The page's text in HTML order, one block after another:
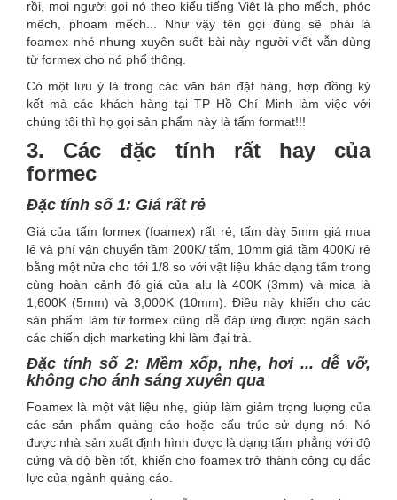
rồi, mọi người gọi nó theo kiểu tiếng Việt là pho mếch, phóc
mếch, phoam mếch... Như vậy tên gọi đúng sẽ phải là
foamex nhé nhưng xuyên suốt bài này người viết vẫn dùng
từ formex cho nó phổ thông.
Có một lưu ý là trong các văn bản đặt hàng, hợp đồng ký
kết mà các khách hàng tại TP Hồ Chí Minh làm việc với
chúng tôi thì họ gọi sản phẩm này là tấm format!!!
3. Các đặc tính rất hay của
formec
Đặc tính số 1: Giá rất rẻ
Giá của tấm formex (foamex) rất rẻ, tấm dày 5mm giá mua
lẻ và phí vận chuyển tầm 200K/ tấm, 10mm giá tầm 400K/ rẻ
bằng một nửa cho tới 1/8 so với vật liệu khác dạng tấm trong
cùng hoàn cảnh đó giá của alu là 400K (3mm) và mica là
1,600K (5mm) và 3,000K (10mm). Điều này khiến cho các
sản phẩm làm từ formex cũng dễ đáp ứng được ngân sách
các chiến dịch marketing khi làm đại trà.
Đặc tính số 2: Mềm xốp, nhẹ, hơi ... dễ vỡ,
không cho ánh sáng xuyên qua
Foamex là một vật liệu nhẹ, giúp làm giảm trọng lượng của
các sản phẩm quảng cáo hoặc cấu trúc sử dụng nó. Nó
được nhà sản xuất định hình được là dạng tấm phẳng với độ
cứng và độ bền tốt, khiến cho foamex trở thành công cụ đắc
lực của ngành quảng cáo.